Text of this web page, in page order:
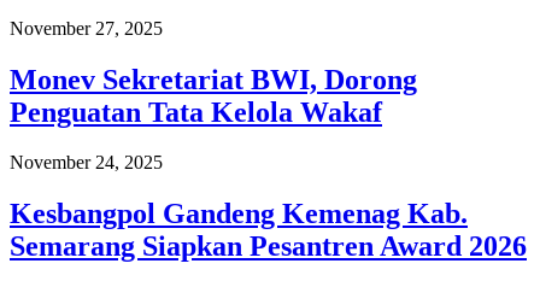
November 27, 2025
Monev Sekretariat BWI, Dorong
Penguatan Tata Kelola Wakaf
November 24, 2025
Kesbangpol Gandeng Kemenag Kab.
Semarang Siapkan Pesantren Award 2026